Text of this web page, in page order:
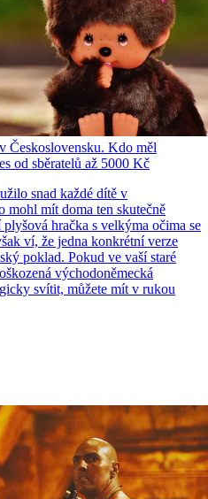
Československu. Kdo měl
od sběratelů až 5000 Kč
snad každé dítě v
mohl mít doma ten skutečně
hračka s velkýma očima se
ví, že jedna konkrétní verze
poklad. Pokud ve vaší staré
východoněmecká
svítit, můžete mít v rukou